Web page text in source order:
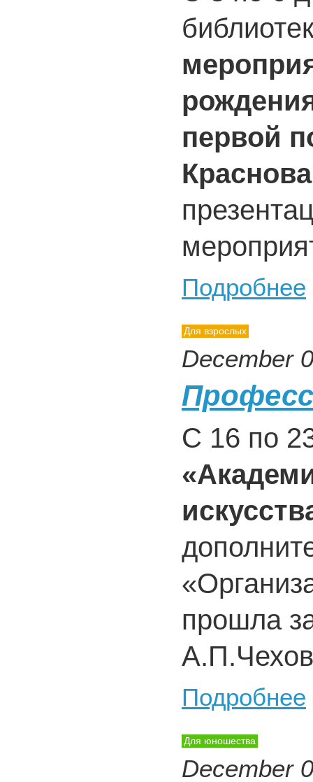
первой
Подробнее
Для взрослых
December
С 16 по
прошла
Подробнее
Для юношества
December